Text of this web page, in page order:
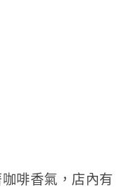
啡香氣，店內有